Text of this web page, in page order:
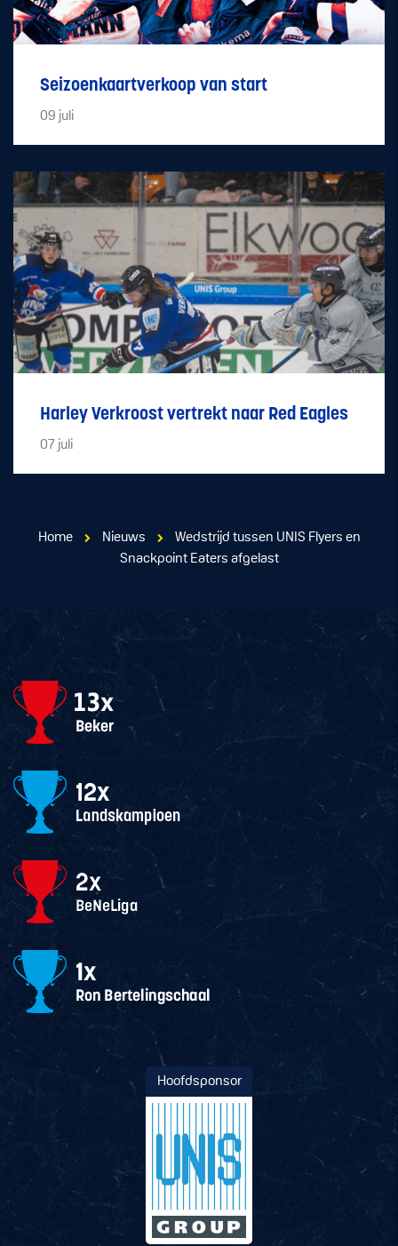
Seizoenkaartverkoop van start
09 juli
Harley Verkroost vertrekt naar Red Eagles
07 juli
Home Nieuws
Wedstrijd tussen UNIS Flyers en
Snackpoint Eaters afgelast
Hoofdsponsor